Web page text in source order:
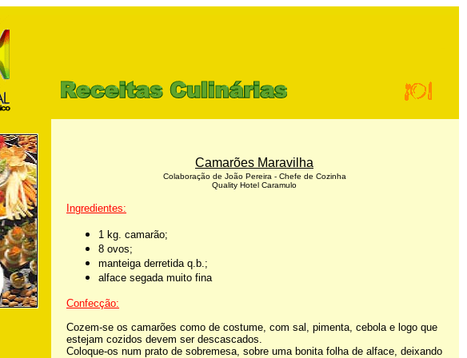
Camarões Maravilha
Colaboração de João Pereira - Chefe de Cozinha
Quality Hotel Caramulo
Ingredientes:
1 kg. camarão;
8 ovos;
manteiga derretida q.b.;
alface segada muito fina
Confecção:
Cozem-se os camarões como de costume, com sal, pimenta, cebola e logo que
estejam cozidos devem ser descascados.
Coloque-os num prato de sobremesa, sobre uma bonita folha de alface, deixando